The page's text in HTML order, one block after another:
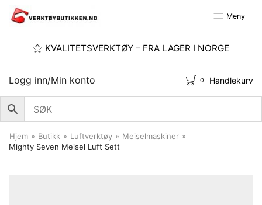
Meny
KVALITETSVERKTØY – FRA LAGER I NORGE
Logg inn/Min konto 0 Handlekurv
Hjem » Butikk » Luftverktøy » Meiselmaskiner »
Mighty Seven Meisel Luft Sett